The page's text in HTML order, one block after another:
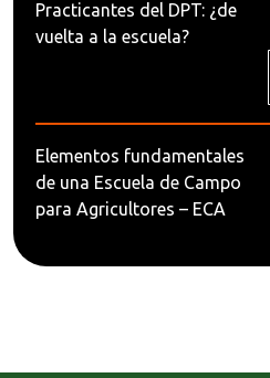
Practicantes del DPT: ¿de
vuelta a la escuela?
Elementos fundamentales
de una Escuela de Campo
para Agricultores – ECA